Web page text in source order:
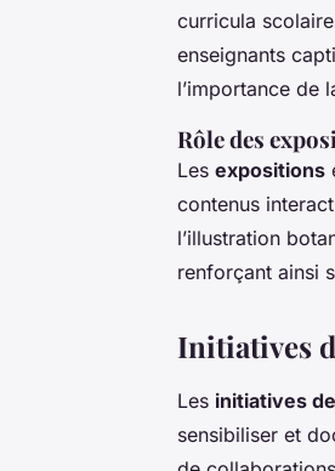
curricula
enseignants
l’importance de
Rôle des
Les expositions
contenus
l’illustration
renforçant ainsi
Initiatives
Les initiatives
sensibiliser et